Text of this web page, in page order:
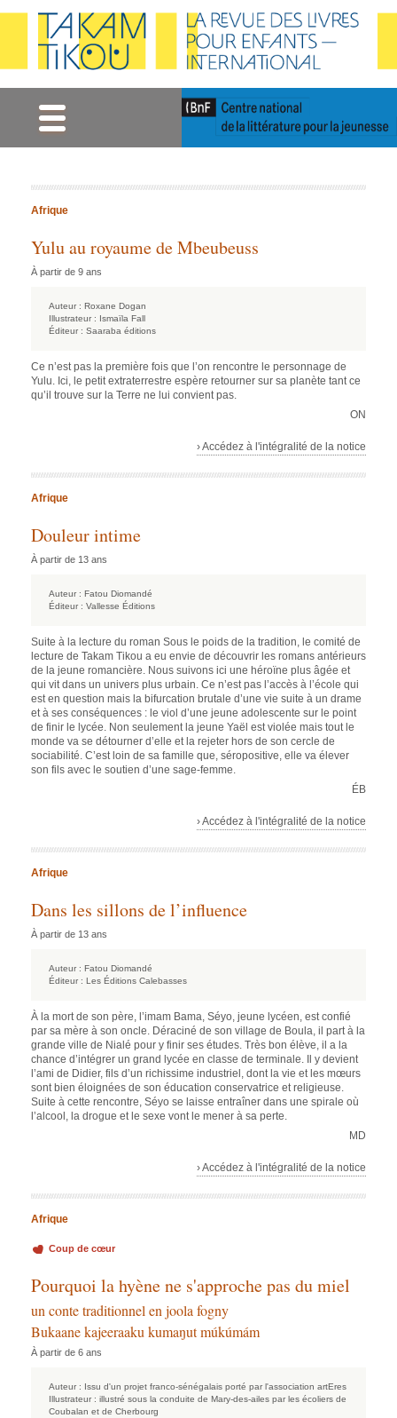
Afrique
Yulu au royaume de Mbeubeuss
À partir de 9 ans
Auteur : Roxane Dogan
Illustrateur : Ismaïla Fall
Éditeur : Saaraba éditions
Ce n’est pas la première fois que l’on rencontre le personnage de
Yulu. Ici, le petit extraterrestre espère retourner sur sa planète tant ce
qu’il trouve sur la Terre ne lui convient pas.
ON
› Accédez à l'intégralité de la notice
Afrique
Douleur intime
À partir de 13 ans
Auteur : Fatou Diomandé
Éditeur : Vallesse Éditions
Suite à la lecture du roman Sous le poids de la tradition, le comité de
lecture de Takam Tikou a eu envie de découvrir les romans antérieurs
de la jeune romancière. Nous suivons ici une héroïne plus âgée et
qui vit dans un univers plus urbain. Ce n’est pas l’accès à l’école qui
est en question mais la bifurcation brutale d’une vie suite à un drame
et à ses conséquences : le viol d’une jeune adolescente sur le point
de finir le lycée. Non seulement la jeune Yaël est violée mais tout le
monde va se détourner d’elle et la rejeter hors de son cercle de
sociabilité. C’est loin de sa famille que, séropositive, elle va élever
son fils avec le soutien d’une sage-femme.
ÉB
› Accédez à l'intégralité de la notice
Afrique
Dans les sillons de l’influence
À partir de 13 ans
Auteur : Fatou Diomandé
Éditeur : Les Éditions Calebasses
À la mort de son père, l’imam Bama, Séyo, jeune lycéen, est confié
par sa mère à son oncle. Déraciné de son village de Boula, il part à la
grande ville de Nialé pour y finir ses études. Très bon élève, il a la
chance d’intégrer un grand lycée en classe de terminale. Il y devient
l’ami de Didier, fils d’un richissime industriel, dont la vie et les mœurs
sont bien éloignées de son éducation conservatrice et religieuse.
Suite à cette rencontre, Séyo se laisse entraîner dans une spirale où
l’alcool, la drogue et le sexe vont le mener à sa perte.
MD
› Accédez à l'intégralité de la notice
Afrique
Coup de cœur
Pourquoi la hyène ne s'approche pas du miel
un conte traditionnel en joola fogny
Bukaane kajeeraaku kumaŋut múkúmám
À partir de 6 ans
Auteur : Issu d'un projet franco-sénégalais porté par l'association artEres
Illustrateur : illustré sous la conduite de Mary-des-ailes par les écoliers de
Coubalan et de Cherbourg